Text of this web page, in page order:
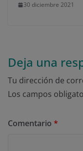
30 diciembre 2021
Deja una
Tu dirección de
Los campos
Comentario *